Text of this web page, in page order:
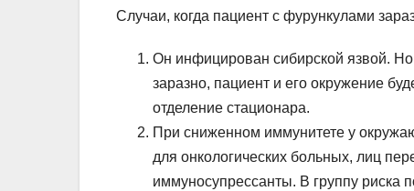
Случаи, когда пациент с фурункулами
Он инфицирован сибирской язвой. Но
заразно, пациент и его окружение
отделение стационара.
При сниженном иммунитете у
для онкологических больных, лиц
иммуносупрессанты. В группу риска